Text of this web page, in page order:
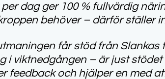
dag ger 100 % fullvärdig
behöver – därför ställer
får stöd från Slankas
i viktnedgången – är just
feedback och hjälper en med